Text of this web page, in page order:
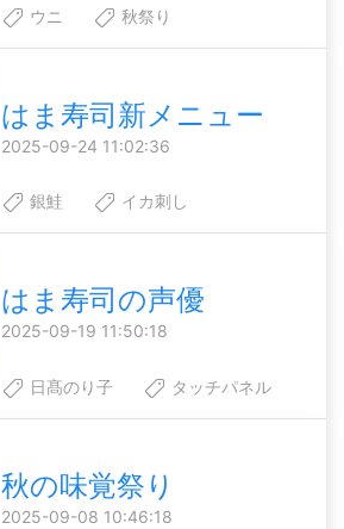
ウニ 秋祭り
はま寿司新メニュー
2025-09-24 11:02:36
銀鮭 イカ刺し
はま寿司の声優
2025-09-19 11:50:18
日髙のり子 タッチパネル
秋の味覚祭り
2025-09-08 10:46:18